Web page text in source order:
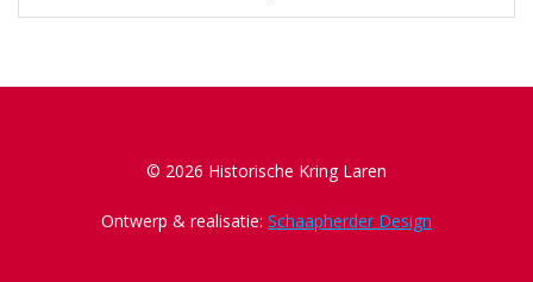
© 2026 Historische Kring Laren
Ontwerp & realisatie: Schaapherder Design